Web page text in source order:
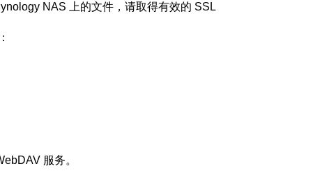
NAS 上的文件，请取得有效的 SSL
服务。